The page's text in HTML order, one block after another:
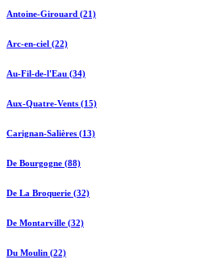
Antoine-Girouard (21)
Arc-en-ciel (22)
Au-Fil-de-l'Eau (34)
Aux-Quatre-Vents (15)
Carignan-Salières (13)
De Bourgogne (88)
De La Broquerie (32)
De Montarville (32)
Du Moulin (22)